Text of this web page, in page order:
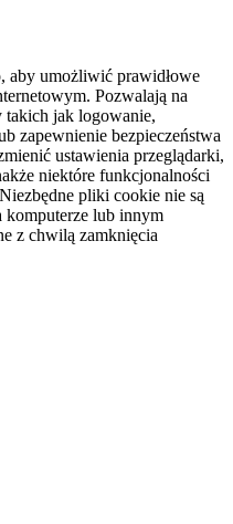
aby umożliwić prawidłowe
Pozwalają na
takich jak logowanie,
zapewnienie bezpieczeństwa
ustawienia przeglądarki,
niektóre funkcjonalności
pliki cookie nie są
komputerze lub innym
z chwilą zamknięcia